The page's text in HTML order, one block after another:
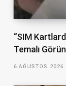
“SIM
Temalı
6 AĞUSTOS 2026